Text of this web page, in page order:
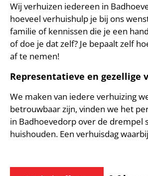
Wij verhuizen iedereen in
hoeveel verhuishulp je bij ons
familie of kennissen die je een
of doe je dat zelf? Je bepaalt zelf
af te nemen!
Representatieve en gezellige
We maken van iedere verhuizing
betrouwbaar zijn, vinden we het
in Badhoevedorp over de drempel
huishouden. Een verhuisdag